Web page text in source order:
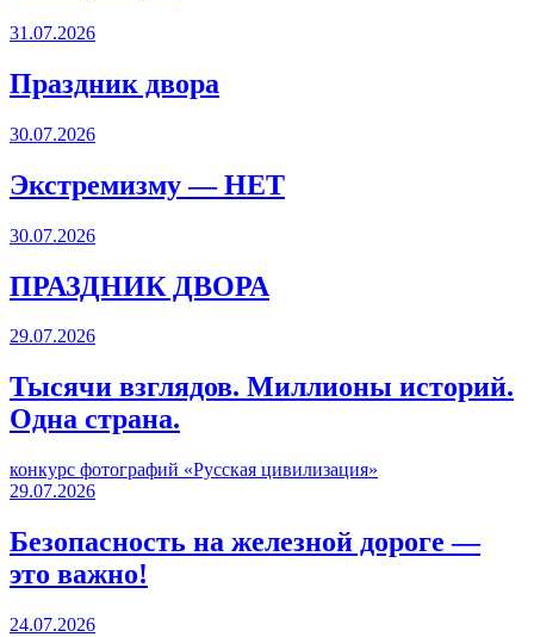
31.07.2026
Праздник двора
30.07.2026
Экстремизму — НЕТ
30.07.2026
ПРАЗДНИК ДВОРА️
29.07.2026
Тысячи взглядов. Миллионы историй.
Одна страна.
конкурс фотографий «Русская цивилизация»
29.07.2026
Безопасность на железной дороге —
это важно!
24.07.2026